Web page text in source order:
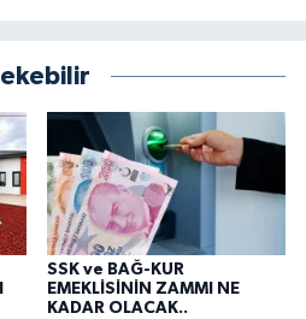
SSK ve BAĞ-KUR
EMEKLİSİNİN ZAMMI NE
KADAR OLACAK..